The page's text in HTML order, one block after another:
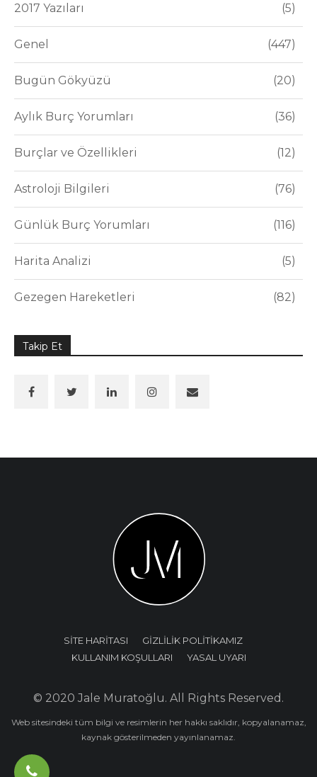
2017 Yazıları 5
Genel 447
Bugün Gökyüzü 20
Aylık Burç Yorumları 36
Burçlar ve Özellikleri 12
Astroloji Bilgileri 76
Günlük Burç Yorumları 116
Harita Analizi 5
Gezegen Hareketleri 82
Takip Et
SİTE HARİTASI
GİZLİLİK POLİTİKAMIZ
KULLANIM KOŞULLARI
YASAL UYARI
© 2020 Jale Muratoğlu. All Rights Reserved.
Web sitesindeki tüm bilgi ve resimlerin her hakkı saklıdır, kopyalanamaz,
kaynak gösterilmeden yayınlanamaz.